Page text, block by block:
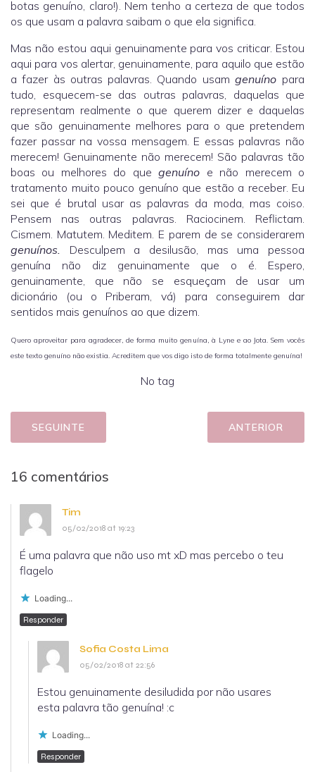
botas genuíno, claro!). Nem tenho a certeza de que todos
os que usam a palavra saibam o que ela significa.
Mas não estou aqui genuinamente para vos criticar. Estou
aqui para vos alertar, genuinamente, para aquilo que estão
a fazer às outras palavras. Quando usam genuíno para
tudo, esquecem-se das outras palavras, daquelas que
representam realmente o que querem dizer e daquelas
que são genuinamente melhores para o que pretendem
fazer passar na vossa mensagem. E essas palavras não
merecem! Genuinamente não merecem! São palavras tão
boas ou melhores do que genuíno e não merecem o
tratamento muito pouco genuíno que estão a receber. Eu
sei que é brutal usar as palavras da moda, mas coiso.
Pensem nas outras palavras. Raciocinem. Reflictam.
Cismem. Matutem. Meditem. E parem de se considerarem
genuínos.
Desculpem a desilusão, mas uma pessoa
genuína não diz genuinamente que o é. Espero,
genuinamente, que não se esqueçam de usar um
dicionário (ou o Priberam, vá) para conseguirem dar
sentidos mais genuínos ao que dizem.
Quero aproveitar para agradecer, de forma muito genuína, à Lyne e ao Jota. Sem vocês
este texto genuíno não existia. Acreditem que vos digo isto de forma totalmente genuína!
No tag
SEGUINTE ANTERIOR
16 comentários
Tim
05/02/2018 at 19:23
É uma palavra que não uso mt xD mas percebo o teu
flagelo
Loading...
Responder
Sofia Costa Lima
05/02/2018 at 22:56
Estou genuinamente desiludida por não usares
esta palavra tão genuína! :c
Loading...
Responder